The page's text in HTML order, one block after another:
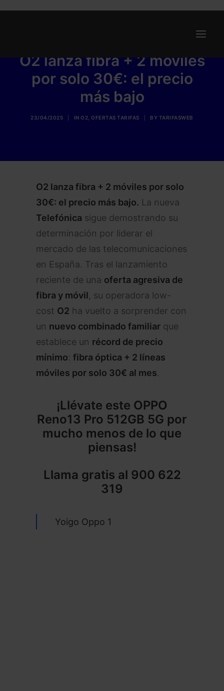
Ofertas
Energía
Search
O2 lanza fibra + 2 móviles
por solo 30€: el precio
más bajo
23/04/2025 INO2 ,OFERTAS TARIFAS BY TARIFASWEB
O2 lanza fibra + 2 móviles por solo
30€: el precio más bajo. La nueva
Telefónica sigue demostrando su
determinación por liderar el
mercado de las telecomunicaciones
en España. Tras el lanzamiento
reciente de una oferta agresiva de
fibra y móvil, su operadora low-
cost O2 ha vuelto a sorprender con
un nuevo combinado familiar que
establece un récord de precio
mínimo: fibra óptica + 2 líneas
móviles por solo 30€ al mes.
¡Llévate este OPPO
Reno13 Pro 512GB 5G por
mucho menos de lo que
piensas!
Llama gratis al 900 622
319
Yoigo Oppo 1